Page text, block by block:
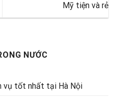
Mỹ tiện và rẻ
NƯỚC
vụ tốt nhất tại Hà Nội